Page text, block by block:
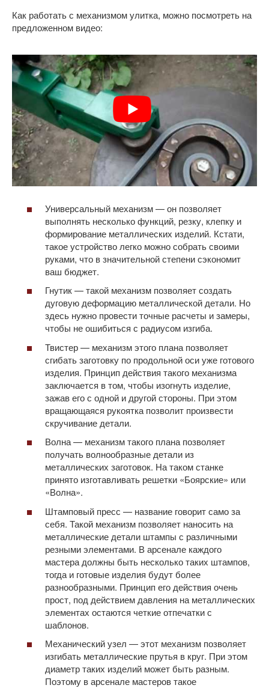
Как работать с механизмом улитка, можно посмотреть на
предложенном видео:
Универсальный механизм — он позволяет
выполнять несколько функций, резку, клепку и
формирование металлических изделий. Кстати,
такое устройство легко можно собрать своими
руками, что в значительной степени сэкономит
ваш бюджет.
Гнутик — такой механизм позволяет создать
дуговую деформацию металлической детали. Но
здесь нужно провести точные расчеты и замеры,
чтобы не ошибиться с радиусом изгиба.
Твистер — механизм этого плана позволяет
сгибать заготовку по продольной оси уже готового
изделия. Принцип действия такого механизма
заключается в том, чтобы изогнуть изделие,
зажав его с одной и другой стороны. При этом
вращающаяся рукоятка позволит произвести
скручивание детали.
Волна — механизм такого плана позволяет
получать волнообразные детали из
металлических заготовок. На таком станке
принято изготавливать решетки «Боярские» или
«Волна».
Штамповый пресс — название говорит само за
себя. Такой механизм позволяет наносить на
металлические детали штампы с различными
резными элементами. В арсенале каждого
мастера должны быть несколько таких штампов,
тогда и готовые изделия будут более
разнообразными. Принцип его действия очень
прост, под действием давления на металлических
элементах остаются четкие отпечатки с
шаблонов.
Механический узел — этот механизм позволяет
изгибать металлические прутья в круг. При этом
диаметр таких изделий может быть разным.
Поэтому в арсенале мастеров такое